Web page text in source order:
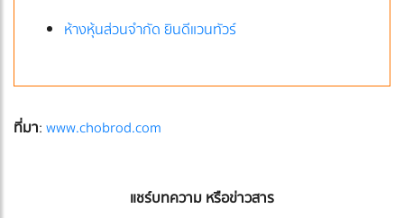
ห้างหุ้นส่วนจำกัด ยินดีแวนทัวร์
ที่มา:www.chobrod.com
แชร์บทความ หรือข่าวสาร